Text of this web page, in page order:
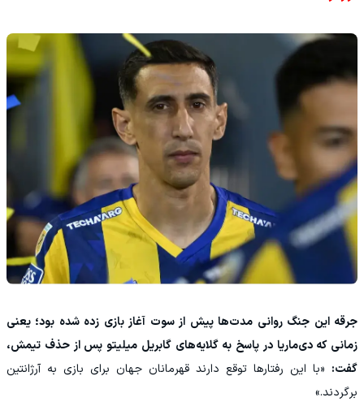
جرقه این جنگ روانی مدت‌ها پیش از سوت آغاز بازی زده شده بود؛ یعنی
زمانی که دی‌ماریا در پاسخ به گلایه‌های گابریل میلیتو پس از حذف تیمش،
گفت: «با این رفتارها توقع دارند قهرمانان جهان برای بازی به آرژانتین
برگردند.»